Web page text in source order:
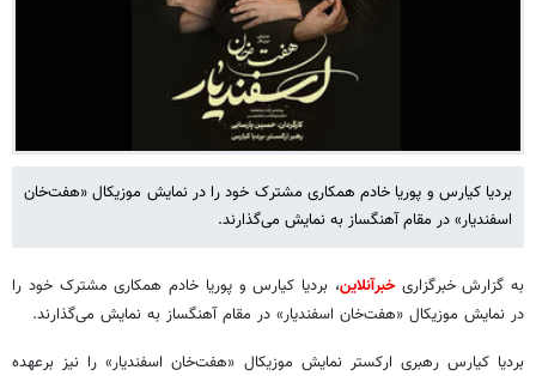
بردیا کیارس و پوریا خادم همکاری مشترک خود را در نمایش موزیکال «هفت‌خان
اسفندیار» در مقام آهنگساز به نمایش می‌گذارند.
به گزارش خبرگزاریخبرآنلاین، بردیا کیارس و پوریا خادم همکاری مشترک خود را
در نمایش موزیکال «هفت‌خان اسفندیار» در مقام آهنگساز به نمایش می‌گذارند.
بردیا کیارس رهبری ارکستر نمایش موزیکال «هفت‌خان اسفندیار» را نیز برعهده